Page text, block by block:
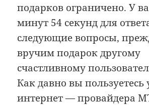
подарков ограничено. У
минут 54 секунд для
следующие вопросы,
вручим подарок другому
счастливному
Как давно вы пользуетесь
интернет — провайдера